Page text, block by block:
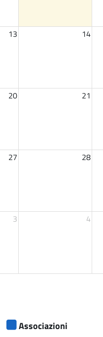
13 14
20 21
27 28
3 4
Associazioni